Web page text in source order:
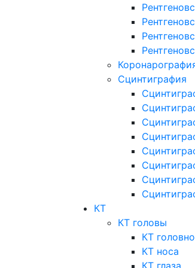
Сцинтиграфия
КТ
КТ головы
КТ
КТ носа
КТ глаза